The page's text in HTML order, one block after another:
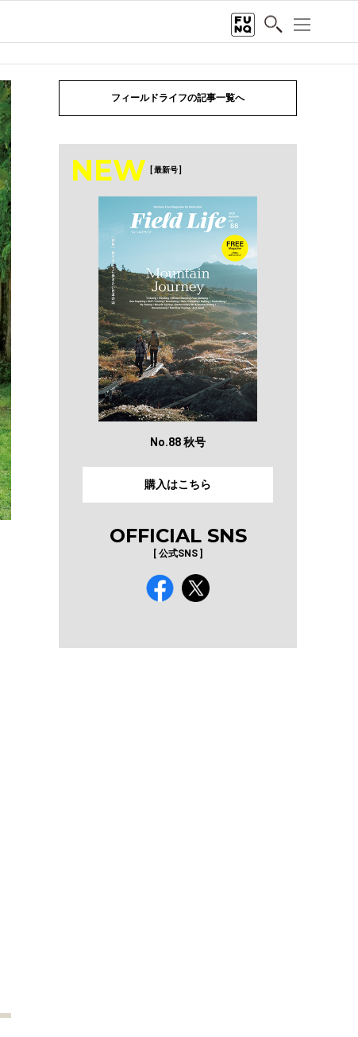
フィールドライフの記事一覧へ
NEW [ 最新号 ]
No.88 秋号
購入はこちら
OFFICIAL SNS
[ 公式SNS ]